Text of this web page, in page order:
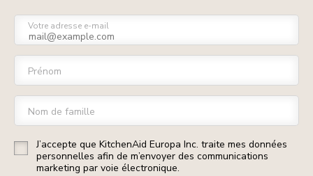
Votre adresse e-mail
Prénom
Nom de famille
J’accepte que KitchenAid Europa Inc. traite mes données
personnelles afin de m’envoyer des communications
marketing par voie électronique.